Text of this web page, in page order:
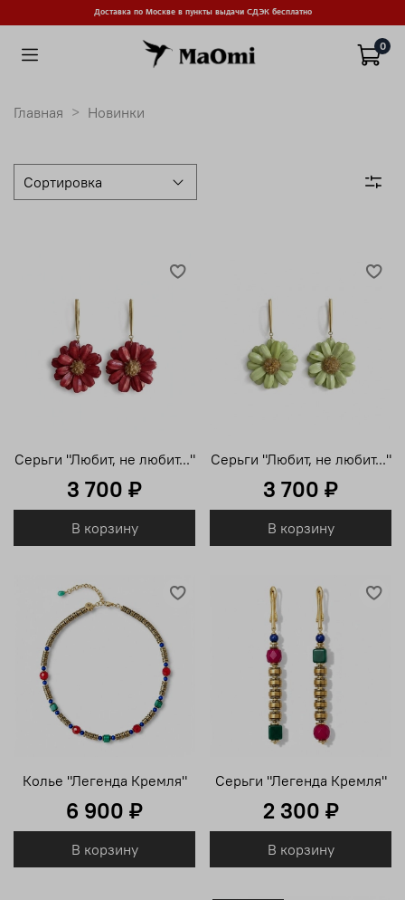
Доставка по Москве в пункты выдачи СДЭК бесплатно
0
Главная Новинки
Серьги "Любит, не любит..."
3 700 ₽
В корзину
Серьги "Любит, не любит..."
3 700 ₽
В корзину
Колье "Легенда Кремля"
6 900 ₽
В корзину
Серьги "Легенда Кремля"
2 300 ₽
В корзину